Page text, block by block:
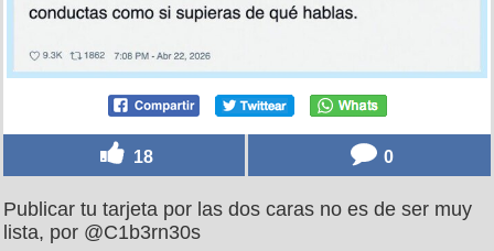
18 0
Publicar tu tarjeta por las dos caras no es de ser muy
lista, por @C1b3rn30s